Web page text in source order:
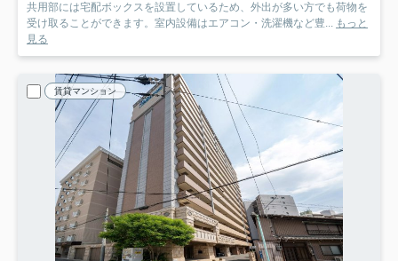
共用部には宅配ボックスを設置しているため、外出が多い方でも荷物を
受け取ることができます。室内設備はエアコン・洗濯機など豊... もっと
見る
賃貸マンション